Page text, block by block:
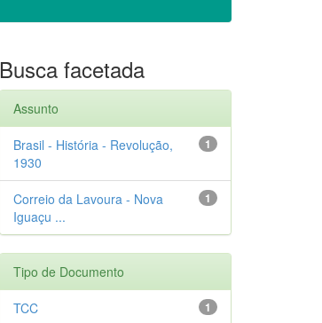
Busca facetada
Assunto
1
Brasil - História - Revolução,
1930
1
Correio da Lavoura - Nova
Iguaçu ...
Tipo de Documento
1
TCC